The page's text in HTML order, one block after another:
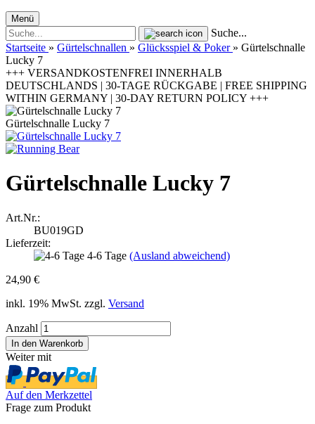
Menü
Suche...
Startseite » Gürtelschnallen » Glücksspiel & Poker » Gürtelschnalle
Lucky 7
+++ VERSANDKOSTENFREI INNERHALB
DEUTSCHLANDS | 30-TAGE RÜCKGABE | FREE SHIPPING
WITHIN GERMANY | 30-DAY RETURN POLICY +++
Gürtelschnalle Lucky 7
Gürtelschnalle Lucky 7
Art.Nr.:
BU019GD
Lieferzeit:
4-6 Tage (Ausland abweichend)
24,90 €
inkl. 19% MwSt. zzgl. Versand
Anzahl
Weiter mit
Auf den Merkzettel
Frage zum Produkt